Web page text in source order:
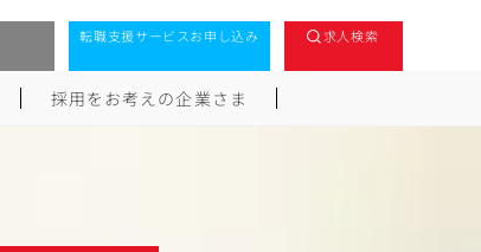
転職支援サービスお申し込み 求人検索
採用をお考えの企業さま